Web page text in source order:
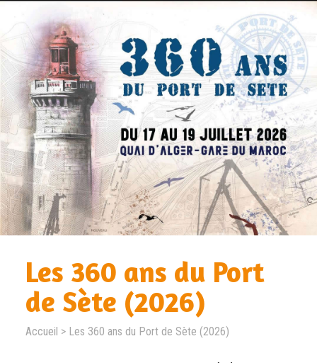
Les 360 ans du Port
de Sète (2026)
Accueil > Les 360 ans du Port de Sète (2026)